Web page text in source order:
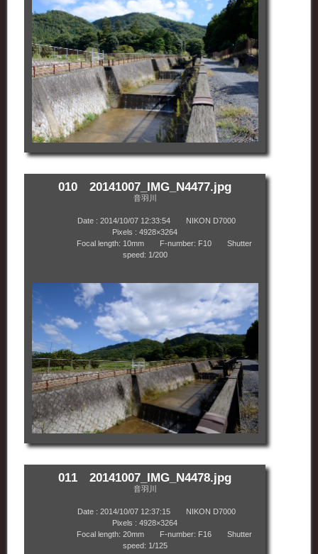
010 20141007_IMG_N4477.jpg
音羽川
Date : 2014/10/07 12:33:54 NIKON D7000
Pixels : 4928×3264
Focal length: 10mm F-number: F10 Shutter
speed: 1/200
011 20141007_IMG_N4478.jpg
音羽川
Date : 2014/10/07 12:37:15 NIKON D7000
Pixels : 4928×3264
Focal length: 20mm F-number: F16 Shutter
speed: 1/125